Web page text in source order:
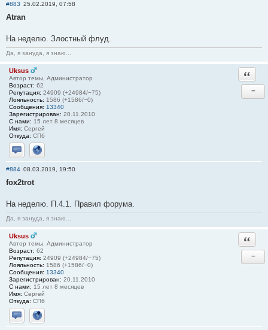
#883 25.02.2019, 07:58
Atran
На неделю. Злостный флуд.
Да, я зануда, я знаю...
Uksus
Автор темы, Администратор
Возраст: 62
Репутация: 24909 (+24984/−75)
Лояльность: 1586 (+1586/−0)
Сообщения: 13340
Зарегистрирован: 20.11.2010
С нами: 15 лет 8 месяцев
Имя: Сергей
Откуда: СПб
Отправить личное сообщение
Сайт
−
#884 08.03.2019, 19:50
fox2trot
На неделю. П.4.1. Правил форума.
Да, я зануда, я знаю...
Uksus
Автор темы, Администратор
Возраст: 62
Репутация: 24909 (+24984/−75)
Лояльность: 1586 (+1586/−0)
Сообщения: 13340
Зарегистрирован: 20.11.2010
С нами: 15 лет 8 месяцев
Имя: Сергей
Откуда: СПб
Отправить личное сообщение
Сайт
−